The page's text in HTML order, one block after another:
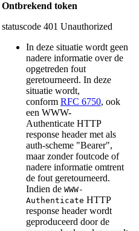
Ontbrekend token
statuscode 401 Unauthorized
In deze situatie wordt geen
nadere informatie over de
opgetreden fout
geretourneerd. In deze
situatie wordt,
conform RFC 6750, ook
een WWW-
Authenticate HTTP
response header met als
auth-scheme "Bearer",
maar zonder foutcode of
nadere informatie omtrent
de fout geretourneerd.
Indien de WWW-
Authenticate HTTP
response header wordt
geproduceerd door de